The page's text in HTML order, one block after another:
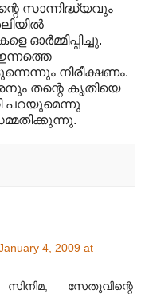
സാന്നിദ്ധ്യവും
ഓർമ്മിപ്പിച്ചു.
നിരീക്ഷണം.
തന്റെ കൃതിയെ
പറയുമെന്നു
4, 2009 at
സേതുവിന്റെ